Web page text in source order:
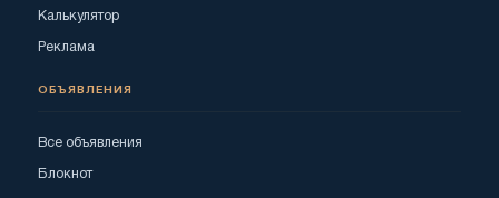
Калькулятор
Реклама
ОБЪЯВЛЕНИЯ
Все объявления
Блокнот